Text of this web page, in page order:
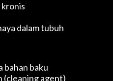
dalam tubuh
bahan baku
(cleaning agent)